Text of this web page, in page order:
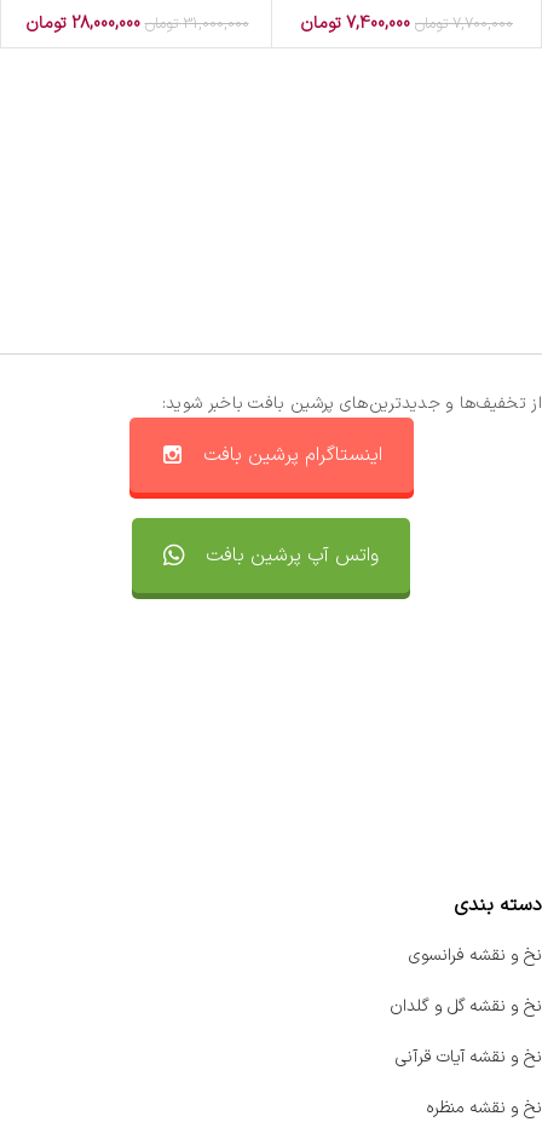
7,700,000 تومان 7,400,000تومان 31,000,000 تومان 28,000,000 تومان
از تخفیف‌ها و جدیدترین‌های پرشین بافت باخبر شوید:
اینستاگرام پرشین بافت
واتس آپ پرشین بافت
دسته بندی
نخ و نقشه فرانسوی
نخ و نقشه گل و گلدان
نخ و نقشه آیات قرآنی
نخ و نقشه منظره